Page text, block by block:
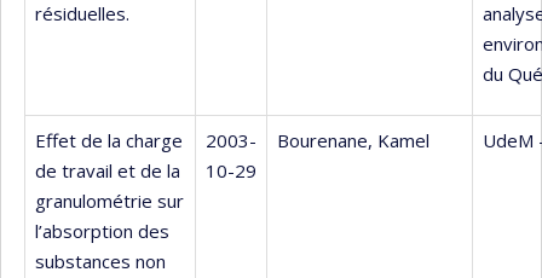
résiduelles.
du
Effet de la charge
de travail et de la
granulométrie sur
l’absorption des
substances non
2003-
10-29
Bourenane, Kamel UdeM